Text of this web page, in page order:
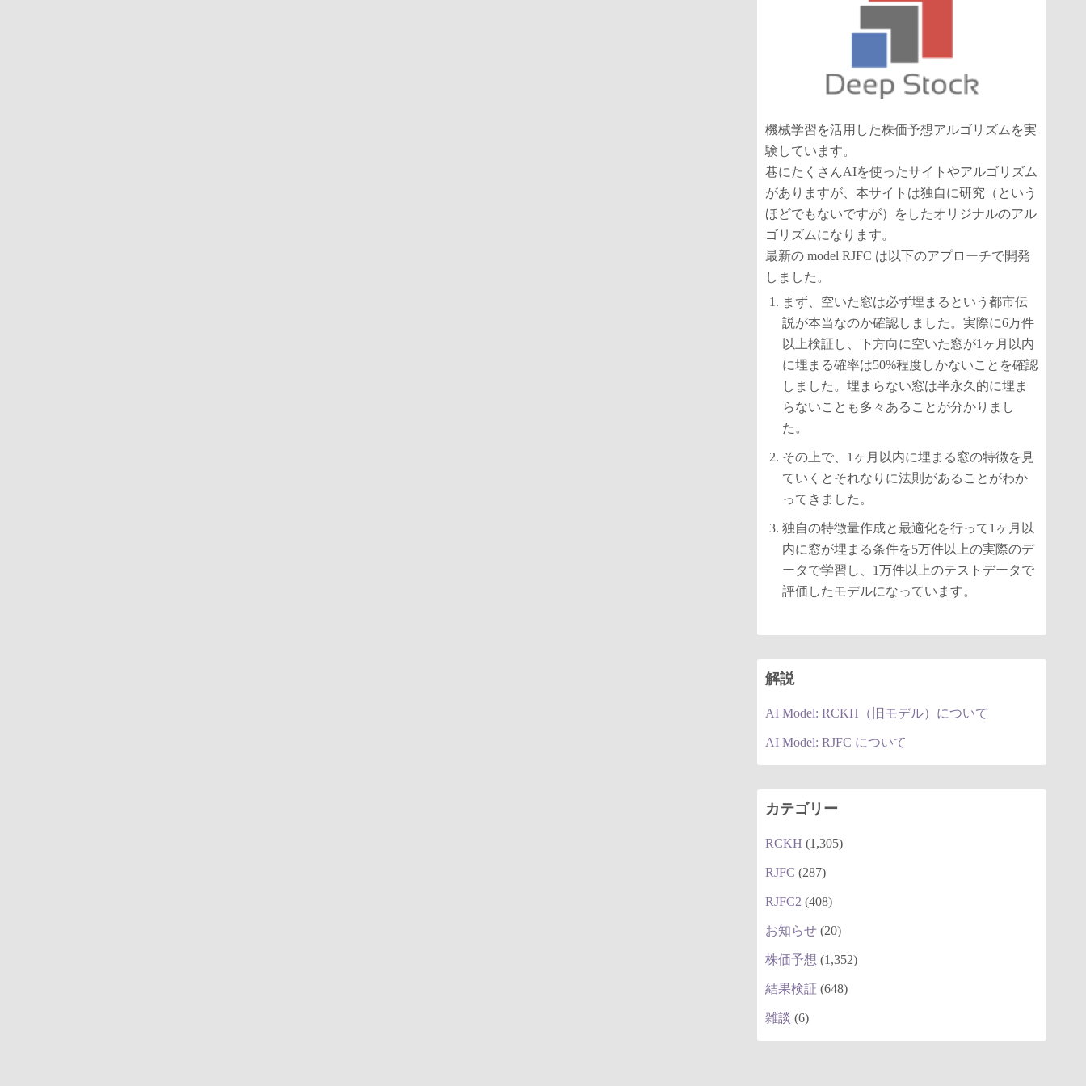
機械学習を活用した株価予想アルゴリズムを実
験しています。
巷にたくさんAIを使ったサイトやアルゴリズム
がありますが、本サイトは独自に研究（という
ほどでもないですが）をしたオリジナルのアル
ゴリズムになります。
最新の model RJFC は以下のアプローチで開発
しました。
まず、空いた窓は必ず埋まるという都市伝
説が本当なのか確認しました。実際に6万件
以上検証し、下方向に空いた窓が1ヶ月以内
に埋まる確率は50%程度しかないことを確認
しました。埋まらない窓は半永久的に埋ま
らないことも多々あることが分かりまし
た。
その上で、1ヶ月以内に埋まる窓の特徴を見
ていくとそれなりに法則があることがわか
ってきました。
独自の特徴量作成と最適化を行って1ヶ月以
内に窓が埋まる条件を5万件以上の実際のデ
ータで学習し、1万件以上のテストデータで
評価したモデルになっています。
解説
AI Model: RCKH（旧モデル）について
AI Model: RJFC について
カテゴリー
RCKH (1,305)
RJFC (287)
RJFC2 (408)
お知らせ (20)
株価予想 (1,352)
結果検証 (648)
雑談 (6)